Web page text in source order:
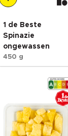
1 de Beste
Spinazie
ongewassen
450 g